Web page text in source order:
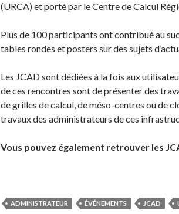
(URCA) et porté par le Centre de Calcul
Plus de 100 participants ont contribué au
tables rondes et posters sur des sujets
Les JCAD sont dédiées à la fois aux
de ces rencontres sont de présenter des
de grilles de calcul, de méso-centres ou de
travaux des administrateurs de ces
Vous pouvez également retrouver les
ADMINISTRATEUR ÉVÉNEMENTS JCAD